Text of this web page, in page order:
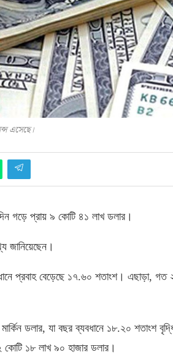
এসেছে।
গড়ে প্রায় ৯ কোটি ৪১ লাখ ডলার।
জানিয়েছেন।
প্রবাহ বেড়েছে ১৭.৬০ শতাংশ। এছাড়া, গত
ডলার, যা বছর ব্যবধানে ১৮.২০ শতাংশ
১৮ লাখ ৯০ হাজার ডলার।